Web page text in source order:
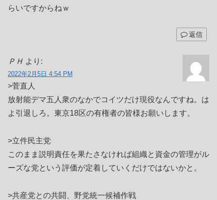
らいですからねｗ
返信
ＰＨ より:
2022年2月5日 4:54 PM
>菅直人
放射能デマ五人衆のなかでコイツだけ現役なんですね。は
よ引退しろ。東京18区の有権者の皆様お願いします。
>立件民主党
このまま説明責任を果たさなければ組織と資金の管理がル
ーズな党という評価が定着していくだけではないかと。
>共産党との共闘、野党統一候補作戦